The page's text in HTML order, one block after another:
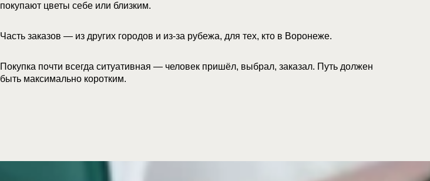
покупают цветы себе или близким.
Часть заказов — из других городов и из-за рубежа, для тех, кто в Воронеже.
Покупка почти всегда ситуативная — человек пришёл, выбрал, заказал. Путь должен
быть максимально коротким.